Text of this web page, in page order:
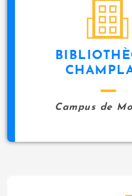
Campus de